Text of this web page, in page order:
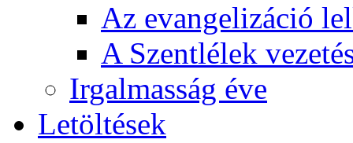
Az evangelizáció
A Szentlélek
Irgalmasság éve
Letöltések